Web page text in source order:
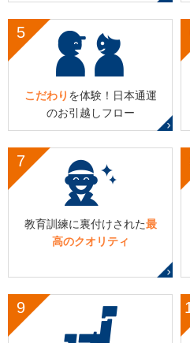
5
こだわり を体験！ 日本通運
のお引越しフロー
7
教育訓練に裏付けされた最
高のクオリティ
9